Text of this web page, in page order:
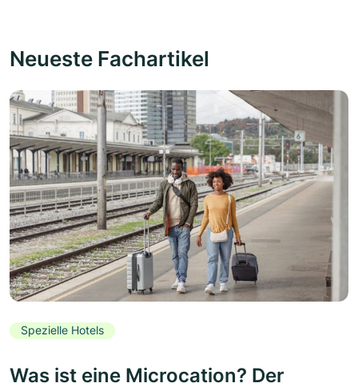
Neueste Fachartikel
Spezielle Hotels
Was ist eine Microcation? Der